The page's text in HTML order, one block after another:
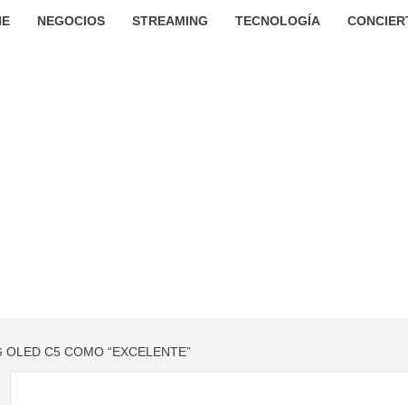
NEGOCIOS STREAMING TECNOLOGÍA
C5 COMO “EXCELENTE”